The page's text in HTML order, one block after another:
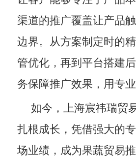
渠道的推广覆盖让产品
边界。从方案制定时的
管优化，再到平台搭建
务保障推广效果，用专
如今，上海宸祎瑞贸
扎根成长，凭借强大的
场业绩，成为果蔬贸易